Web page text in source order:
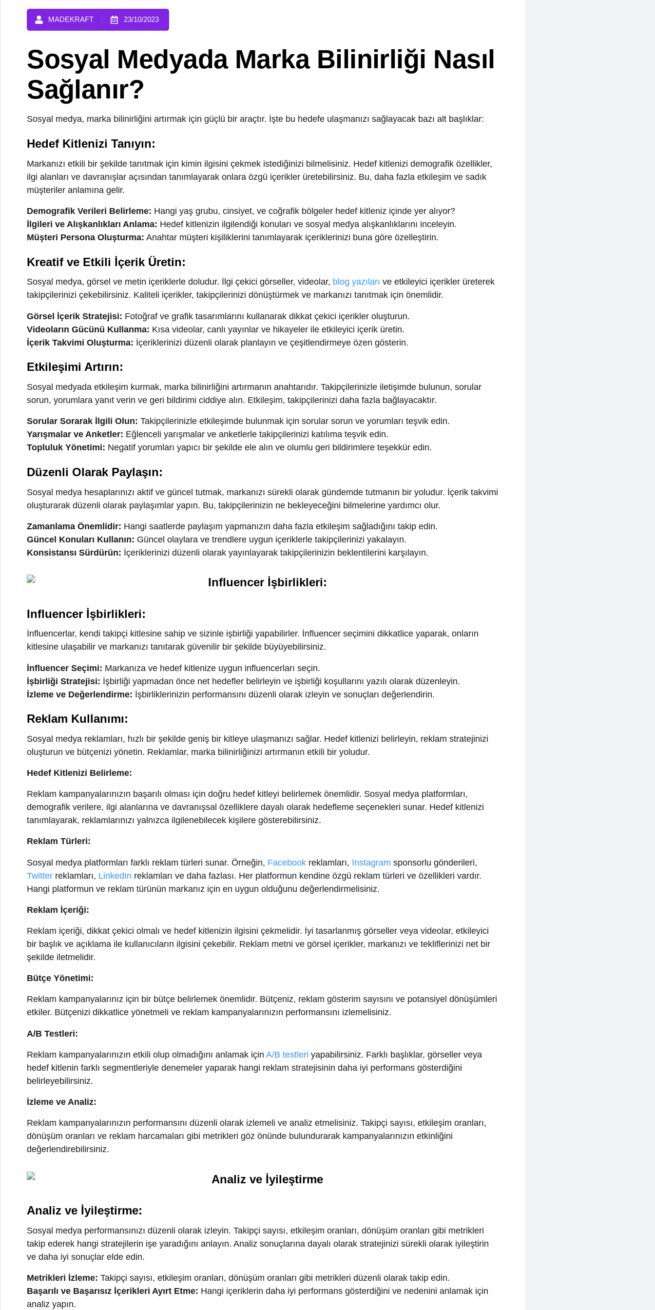
Sosyal Medyada Marka Bilinirliği Nasıl
Sağlanır?
Sosyal medya, marka bilinirliğini artırmak için güçlü bir araçtır. İşte bu hedefe ulaşmanızı sağlayacak bazı alt başlıklar:
Hedef Kitlenizi Tanıyın:
Markanızı etkili bir şekilde tanıtmak için kimin ilgisini çekmek istediğinizi bilmelisiniz. Hedef kitlenizi demografik özellikler,
müşteriler anlamına gelir.
Demografik Verileri Belirleme:Hangi yaş grubu, cinsiyet, ve coğrafik bölgeler hedef kitleniz içinde yer alıyor?
İlgileri ve Alışkanlıkları Anlama:Hedef kitlenizin ilgilendiği konuları ve sosyal medya alışkanlıklarını inceleyin.
Müşteri Persona Oluşturma:
Kreatif ve Etkili İçerik Üretin:
Sosyal medya, görsel ve metin içeriklerle doludur. İlgi çekici görseller, videolar,blog yazılarıve etkileyici içerikler üreterek
takipçilerinizi çekebilirsiniz. Kaliteli içerikler, takipçilerinizi dönüştürmek ve markanızı tanıtmak için önemlidir.
Görsel İçerik Stratejisi: Fotoğraf ve grafik tasarımlarını kullanarak dikkat çekici içerikler oluşturun.
İçerik Takvimi Oluşturma: İçeriklerinizi düzenli olarak planlayın ve çeşitlendirmeye özen gösterin.
Sosyal medyada etkileşim kurmak, marka bilinirliğini artırmanın anahtarıdır. Takipçilerinizle iletişimde bulunun, sorular
sorun, yorumlara yanıt verin ve geri bildirimi ciddiye alın. Etkileşim, takipçilerinizi daha fazla bağlayacaktır.
Yarışmalar ve Anketler:Eğlenceli yarışmalar ve anketlerle takipçilerinizi katılıma teşvik edin.
Topluluk Yönetimi:
Negatif yorumları yapıcı bir şekilde ele alın ve olumlu geri bildirimlere teşekkür edin.
Düzenli Olarak Paylaşın:
Sosyal medya hesaplarınızı aktif ve güncel tutmak, markanızı sürekli olarak gündemde tutmanın bir yoludur. İçerik takvimi
oluşturarak düzenli olarak paylaşımlar yapın. Bu, takipçilerinizin ne bekleyeceğini bilmelerine yardımcı olur.
Zamanlama Önemlidir:
Hangi saatlerde paylaşım yapmanızın daha fazla etkileşim sağladığını takip edin.
Güncel Konuları Kullanın:
Güncel olaylara ve trendlere uygun içeriklerle takipçilerinizi yakalayın.
Konsistansı Sürdürün:İçeriklerinizi düzenli olarak yayınlayarak takipçilerinizin beklentilerini karşılayın.
Influencer İşbirlikleri:
İnfluencerlar, kendi takipçi kitlesine sahip ve sizinle işbirliği yapabilirler. İnfluencer seçimini dikkatlice yaparak, onların
İnfluencer Seçimi:
Markanıza ve hedef kitlenize uygun influencerları seçin.
İzleme ve Değerlendirme:İşbirliklerinizin performansını düzenli olarak izleyin ve sonuçları değerlendirin.
Reklam Kullanımı:
Sosyal medya reklamları, hızlı bir şekilde geniş bir kitleye ulaşmanızı sağlar. Hedef kitlenizi belirleyin, reklam stratejinizi
oluşturun ve bütçenizi yönetin. Reklamlar, marka bilinirliğinizi artırmanın etkili bir yoludur.
Hedef Kitlenizi Belirleme:
Reklam kampanyalarınızın başarılı olması için doğru hedef kitleyi belirlemek önemlidir. Sosyal medya platformları,
demografik verilere, ilgi alanlarına ve davranışsal özelliklere dayalı olarak hedefleme seçenekleri sunar. Hedef kitlenizi
Reklam Türleri:
Twitterreklamları,LinkedInreklamları ve daha fazlası. Her platformun kendine özgü reklam türleri ve özellikleri vardır.
Hangi platformun ve reklam türünün markanız için en uygun olduğunu değerlendirmelisiniz.
Reklam İçeriği:
bir başlık ve açıklama ile kullanıcıların ilgisini çekebilir. Reklam metni ve görsel içerikler, markanızı ve tekliflerinizi net bir
Bütçe Yönetimi:
Reklam kampanyalarınız için bir bütçe belirlemek önemlidir. Bütçeniz, reklam gösterim sayısını ve potansiyel dönüşümleri
etkiler. Bütçenizi dikkatlice yönetmeli ve reklam kampanyalarınızın performansını izlemelisiniz.
Reklam kampanyalarınızın etkili olup olmadığını anlamak içinA/B testleriyapabilirsiniz. Farklı başlıklar, görseller veya
hedef kitlenin farklı segmentleriyle denemeler yaparak hangi reklam stratejisinin daha iyi performans gösterdiğini
Reklam kampanyalarınızın performansını düzenli olarak izlemeli ve analiz etmelisiniz. Takipçi sayısı, etkileşim oranları,
dönüşüm oranları ve reklam harcamaları gibi metrikleri göz önünde bulundurarak kampanyalarınızın etkinliğini
değerlendirebilirsiniz.
Analiz ve İyileştirme:
Sosyal medya performansınızı düzenli olarak izleyin. Takipçi sayısı, etkileşim oranları, dönüşüm oranları gibi metrikleri
takip ederek hangi stratejilerin işe yaradığını anlayın. Analiz sonuçlarına dayalı olarak stratejinizi sürekli olarak iyileştirin
ve daha iyi sonuçlar elde edin.
Metrikleri İzleme:Takipçi sayısı, etkileşim oranları, dönüşüm oranları gibi metrikleri düzenli olarak takip edin.
analiz yapın.
Analiz sonuçlarına dayanarak stratejinizi sürekli olarak güncelleyin ve daha iyi sonuçlar elde etmek
Sosyal medyada marka bilinirliği oluşturmak, sürekli bir çaba gerektirir. Bu stratejileri kullanarak, markanızı daha geniş bir
kitleye tanıtarak başarılı bir sosyal medya varlığı oluşturabilirsiniz.